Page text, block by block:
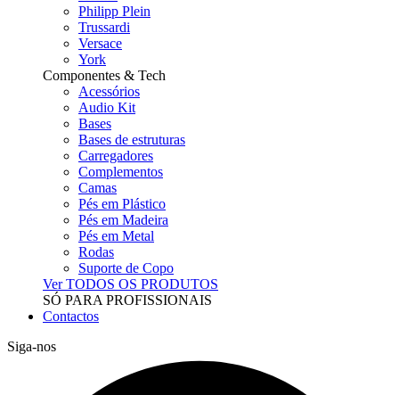
Philipp Plein
Trussardi
Versace
York
Componentes & Tech
Acessórios
Audio Kit
Bases
Bases de estruturas
Carregadores
Complementos
Camas
Pés em Plástico
Pés em Madeira
Pés em Metal
Rodas
Suporte de Copo
Ver TODOS OS PRODUTOS
SÓ PARA PROFISSIONAIS
Contactos
Siga-nos